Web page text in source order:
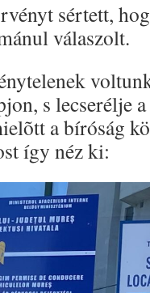
sértett,
válaszolt.
s lecserélje
a bíróság
így néz ki: